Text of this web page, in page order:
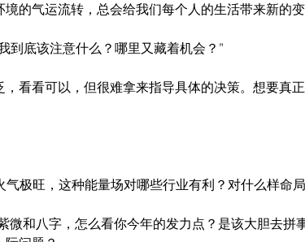
的气运流转，总会给我们每个人的生活带来新的变
到底该注意什么？哪里又藏着机会？”
看看可以，但很难拿来指导具体的决策。想要真
气极旺，这种能量场对哪些行业有利？对什么样命
微和八字，怎么看你今年的发力点？是该大胆去拼